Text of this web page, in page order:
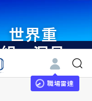
世界重
組・洞見
未來 與
世界領袖
職場雷達